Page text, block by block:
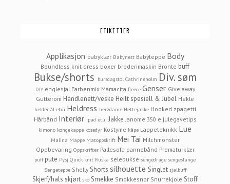
ETIKETTER
Applikasjon babyklær Babynest Babyteppe Body
Boundless knit dress boxer broderimaskin Bronte buff
Bukse/shorts bursdagstol Cathrineholm Div. søm
DIY englesjal Farbenmix Mamacita fleece Genser Give away
Gutterom Handlenett/veske Heilt spesiell & Jubel Hekle
heklenål etui Heldress herzdame Hettejakke Hooked zpagetti
Hårbånd Interiør ipad etui Jakke Janome 350 e julegavetips
kimono kongekappe kosedyr Kostyme kåpe Lappeteknikk Lue
Malina Mappe Matoppskrift Mei Tai Milchmonster
Oppbevaring Oppskrifter Pallesofa pannebånd Prematurklær
puff pute Pysj Quick knit Ruska selebukse sengedrage sengeslange
Sengeteppe Shelly Shorts silhouette Singlet sjalbuff
Skjerf/hals skjørt sko Smekke Smokkesnor Snurrekjole Stoff